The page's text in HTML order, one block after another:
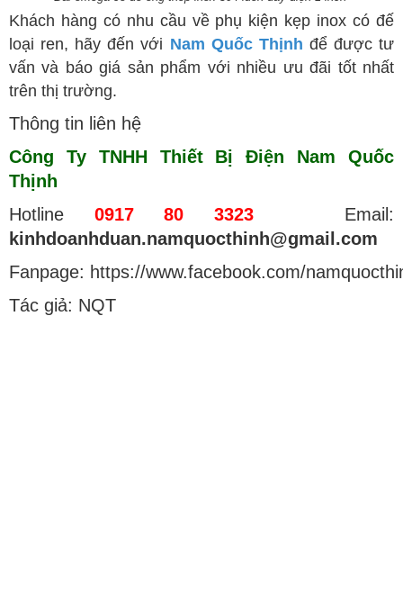
Khách hàng có nhu cầu về phụ kiện kẹp inox có đế
loại ren, hãy đến với Nam Quốc Thịnh để được tư
vấn và báo giá sản phẩm với nhiều ưu đãi tốt nhất
trên thị trường.
Thông tin liên hệ
Công Ty TNHH Thiết Bị Điện Nam Quốc
Thịnh
Hotline 0917 80 3323 Email:
kinhdoanhduan.namquocthinh@gmail.com
Fanpage: https://www.facebook.com/
Tác giả: NQT